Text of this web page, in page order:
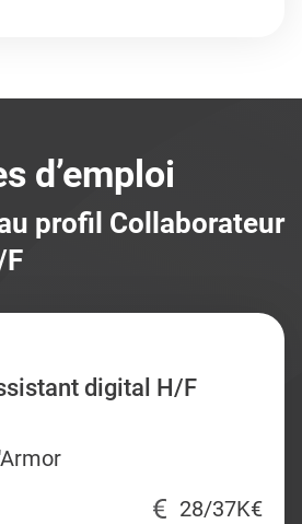
d’emploi
profil Collaborateur
digital H/F
28/37K€